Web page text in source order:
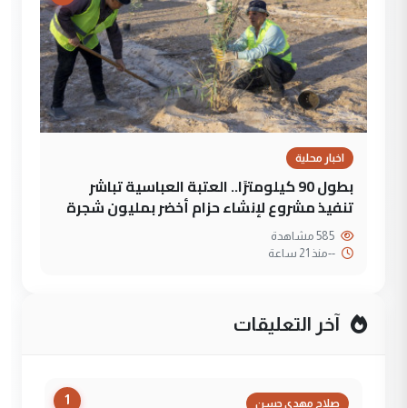
اخبار محلية
بطول 90 كيلومترًا.. العتبة العباسية تباشر
تنفيذ مشروع لإنشاء حزام أخضر بمليون شجرة
--منذ 21 ساعة
آخر التعليقات
1 صلاح مهدي حسن